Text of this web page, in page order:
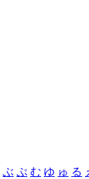
ぶ ぷ む ゆ ゅ る